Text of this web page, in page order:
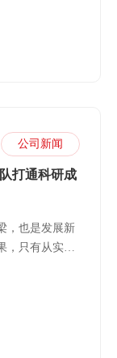
公司新闻
打通科研成
，也是发展新
，只有从实验